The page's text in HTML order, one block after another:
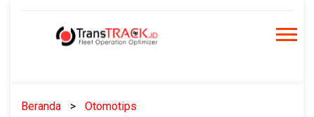
Beranda
Otomotips